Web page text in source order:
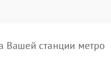
Вашей станции метро